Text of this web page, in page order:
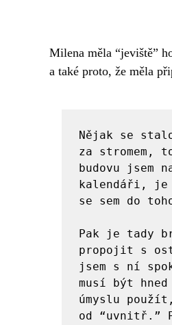
Milena měla “jeviště”
a také proto, že měla
Nějak se
za stromem,
budovu jsem
kalendáři, je
se sem do
Pak je tady
propojit s
jsem s ní
musí být
úmyslu
od “uvnitř.”